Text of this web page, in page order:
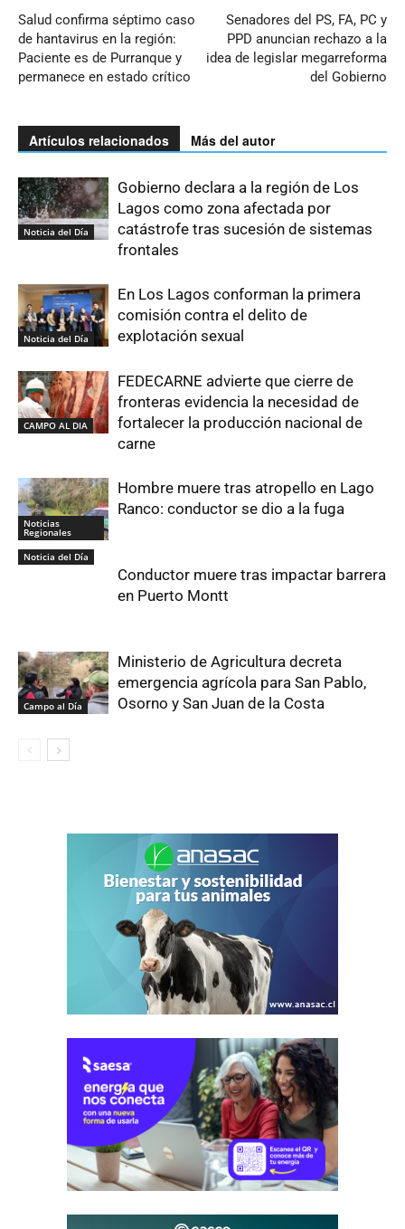
Salud confirma séptimo caso
de hantavirus en la región:
Paciente es de Purranque y
permanece en estado crítico
Senadores del PS, FA, PC y
PPD anuncian rechazo a la
idea de legislar megarreforma
del Gobierno
Artículos relacionados Más del autor
Noticia del Día
Gobierno declara a la región de Los
Lagos como zona afectada por
catástrofe tras sucesión de sistemas
frontales
Noticia del Día
En Los Lagos conforman la primera
comisión contra el delito de
explotación sexual
CAMPO AL DIA
FEDECARNE advierte que cierre de
fronteras evidencia la necesidad de
fortalecer la producción nacional de
carne
Noticias
Regionales
Hombre muere tras atropello en Lago
Ranco: conductor se dio a la fuga
Noticia del Día
Conductor muere tras impactar barrera
en Puerto Montt
Campo al Día
Ministerio de Agricultura decreta
emergencia agrícola para San Pablo,
Osorno y San Juan de la Costa